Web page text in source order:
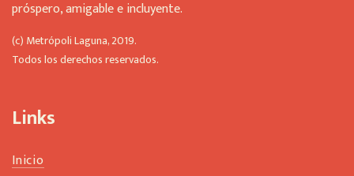
e
t
b
k
próspero, amigable e incluyente.
(c) Metrópoli Laguna, 2019.
Todos los derechos reservados.
Links
Inicio